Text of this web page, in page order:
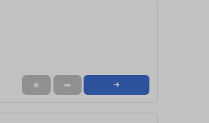
★ ➦ ➜